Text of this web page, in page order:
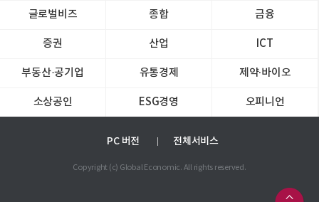
글로벌비즈 종합 금융
증권 산업 ICT
부동산·공기업 유통경제 제약∙바이오
소상공인 ESG경영 오피니언
PC 버전 전체서비스
Copyright (c) Global Economic. All rights reserved.